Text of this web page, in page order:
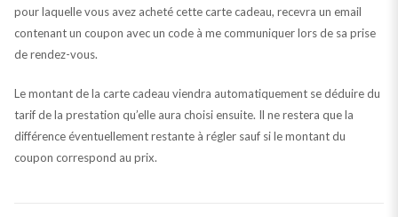
pour laquelle vous avez acheté cette carte cadeau, recevra un email
contenant un coupon avec un code à me communiquer lors de sa prise
de rendez-vous.
Le montant de la carte cadeau viendra automatiquement se déduire du
tarif de la prestation qu’elle aura choisi ensuite. Il ne restera que la
différence éventuellement restante à régler sauf si le montant du
coupon correspond au prix.